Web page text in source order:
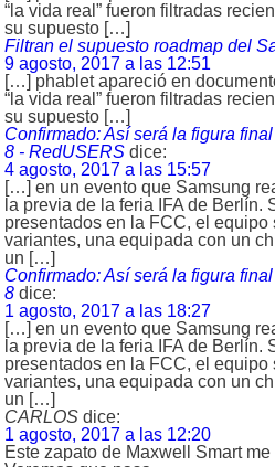
“la vida real” fueron filtradas
su supuesto […]
Filtran el supuesto roadmap del
9 agosto, 2017 a las 12:51
[…] phablet apareció en
“la vida real” fueron filtradas
su supuesto […]
Confirmado: Así será la figura
8 - RedUSERS dice:
4 agosto, 2017 a las 15:57
[…] en un evento que Samsung
la previa de la feria IFA de Berlín.
presentados en la FCC, el equipo
variantes, una equipada con un
un […]
Confirmado: Así será la figura
8 dice:
1 agosto, 2017 a las 18:27
[…] en un evento que Samsung
la previa de la feria IFA de Berlín.
presentados en la FCC, el equipo
variantes, una equipada con un
un […]
CARLOS dice:
1 agosto, 2017 a las 12:20
Este zapato de Maxwell Smart